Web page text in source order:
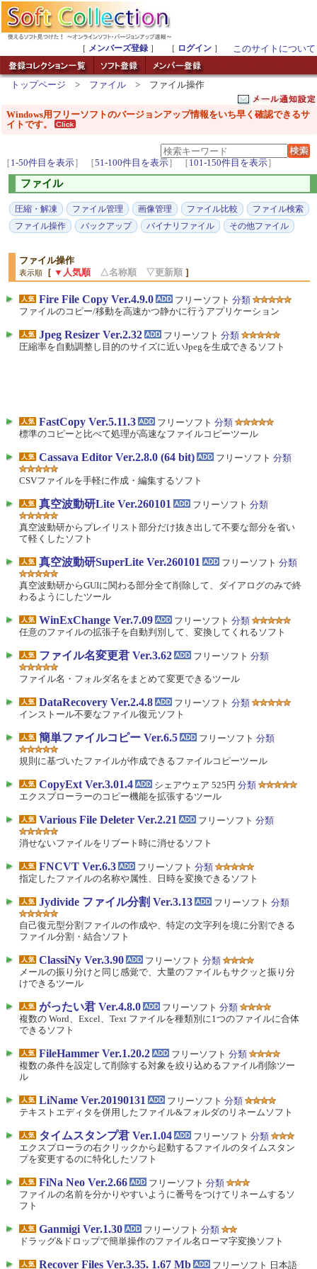
［ メンバーズ登録 ］ ［ ログイン ］ このサイトについて
トップページ > ファイル > ファイル操作
Windows用フリーソフトのバージョンアップ情報をいち早く確認できるサ
イトです。
［ 1-50件目を表示］ ［51-100件目を表示］ ［ 101-150件目を表示］
ファイル
圧縮・解凍 ファイル管理 画像管理 ファイル比較
ファイル検索
ファイル操作
バックアップ バイナリファイル その他ファイル
ファイル操作
表示順 ［ ▼人気順 △名称順 ▽更新順 ］
Fire File Copy Ver.4.9.0 フリーソフト 分類
ファイルのコピー/移動を高速かつ静かに行うアプリケーション
Jpeg Resizer Ver.2.32 フリーソフト 分類
圧縮率を自動調整し目的のサイズに近いJpegを生成できるソフト
FastCopy Ver.5.11.3 フリーソフト 分類
標準のコピーと比べて処理が高速なファイルコピーツール
Cassava Editor Ver.2.8.0 (64 bit) フリーソフト 分類
CSVファイルを手軽に作成・編集するソフト
真空波動研Lite Ver.260101 フリーソフト 分類
真空波動研からプレイリスト部分だけ抜き出して不要な部分を省い
て軽くしたソフト
真空波動研SuperLite Ver.260101 フリーソフト 分類
真空波動研からGUIに関わる部分全て削除して、ダイアログのみで終
わるようにしたツール
WinExChange Ver.7.09 フリーソフト 分類
任意のファイルの拡張子を自動判別して、変換してくれるソフト
ファイル名変更君 Ver.3.62 フリーソフト 分類
ファイル名・フォルダ名をまとめて変更できるツール
DataRecovery Ver.2.4.8 フリーソフト 分類
インストール不要なファイル復元ソフト
簡単ファイルコピー Ver.6.5 フリーソフト 分類
規則に基づいたファイルが作成できるファイルコピーツール
CopyExt Ver.3.01.4 シェアウェア 525円 分類
エクスプローラーのコピー機能を拡張するツール
Various File Deleter Ver.2.21 フリーソフト 分類
消せないファイルをリブート時に消せるソフト
FNCVT Ver.6.3 フリーソフト 分類
指定したファイルの名称や属性、日時を変換できるソフト
Jydivide ファイル分割 Ver.3.13 フリーソフト 分類
自己復元型分割ファイルの作成や、特定の文字列を境に分割できる
ファイル分割・結合ソフト
ClassiNy Ver.3.90 フリーソフト 分類
メールの振り分けと同じ感覚で、大量のファイルもサクッと振り分
けできるツール
がったい君 Ver.4.8.0 フリーソフト 分類
複数の Word、Excel、Text ファイルを種類別に1つのファイルに合体
できるソフト
FileHammer Ver.1.20.2 フリーソフト 分類
複数の条件を設定して削除する対象を絞り込めるファイル削除ツー
ル
LiName Ver.20190131 フリーソフト 分類
テキストエディタを併用したファイル&フォルダのリネームソフト
タイムスタンプ君 Ver.1.04 フリーソフト 分類
エクスプローラの右クリックから起動するファイルのタイムスタン
プを変更するのに特化したソフト
FiNa Neo Ver.2.66 フリーソフト 分類
ファイルの名前を分かりやすいように番号をつけてリネームするソ
フト
Ganmigi Ver.1.30 フリーソフト 分類
ドラッグ&ドロップで簡単操作のファイル名ローマ字変換ソフト
Recover Files Ver.3.35. 1.67 Mb フリーソフト 日本語